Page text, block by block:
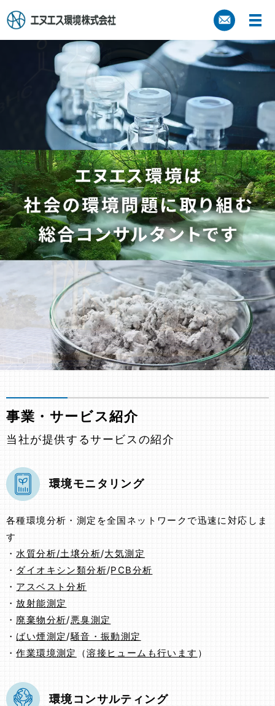
事業・サービス紹介
当社が提供するサービスの紹介
環境モニタリング
各種環境分析・測定を全国ネットワークで迅速に対応しま
す
・水質分析/土壌分析/大気測定
・ダイオキシン類分析/PCB分析
・アスベスト分析
・放射能測定
・廃棄物分析/悪臭測定
・ばい煙測定/騒音・振動測定
・作業環境測定 （溶接ヒュームも行います）
環境コンサルティング